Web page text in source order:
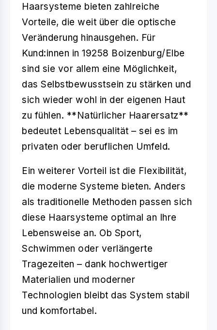
Haarsysteme bieten zahlreiche
Vorteile, die weit über die optische
Veränderung hinausgehen. Für
Kund:innen in 19258 Boizenburg/Elbe
sind sie vor allem eine Möglichkeit,
das Selbstbewusstsein zu stärken und
sich wieder wohl in der eigenen Haut
zu fühlen. **Natürlicher Haarersatz**
bedeutet Lebensqualität – sei es im
privaten oder beruflichen Umfeld.
Ein weiterer Vorteil ist die Flexibilität,
die moderne Systeme bieten. Anders
als traditionelle Methoden passen sich
diese Haarsysteme optimal an Ihre
Lebensweise an. Ob Sport,
Schwimmen oder verlängerte
Tragezeiten – dank hochwertiger
Materialien und moderner
Technologien bleibt das System stabil
und komfortabel.